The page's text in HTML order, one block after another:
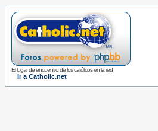
El lugar de encuentro de los católicos en la red
Ir a Catholic.net